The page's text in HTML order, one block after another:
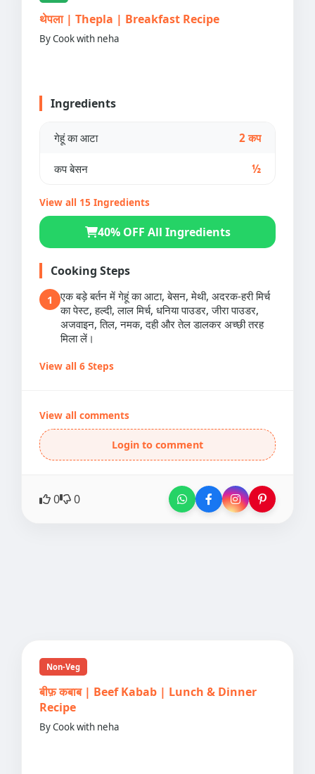
थेपला | Thepla | Breakfast Recipe
By Cook with neha
Ingredients
गेहूं का आटा 2 कप
कप बेसन ½
View all 15 Ingredients
40% OFF All Ingredients
Cooking Steps
1
एक बड़े बर्तन में गेहूं का आटा, बेसन, मेथी, अदरक-हरी मिर्च
का पेस्ट, हल्दी, लाल मिर्च, धनिया पाउडर, जीरा पाउडर,
अजवाइन, तिल, नमक, दही और तेल डालकर अच्छी तरह
मिला लें।
View all 6 Steps
View all comments
Login to comment
0 0
Non-Veg
बीफ़ कबाब | Beef Kabab | Lunch & Dinner
Recipe
By Cook with neha